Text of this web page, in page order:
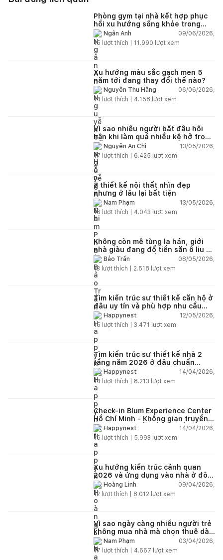
Phòng gym tại nhà kết hợp phục
hồi xu hướng sống khỏe trong
nhà hiện đại
Ngân Anh
09/06/2026,
15 lượt thích | 11.990 lượt xem
Xu hướng màu sắc gạch men 5
năm tới đang thay đổi thế nào?
Nguyễn Thu Hằng
06/06/2026,
14 lượt thích | 4.158 lượt xem
Vì sao nhiều người bắt đầu hối
hận khi làm quá nhiều kệ hở trong
bếp?Nguyễn An Chi
13/05/2026,
17 lượt thích | 6.425 lượt xem
7 thiết kế nội thất nhìn đẹp
nhưng ở lâu lại bất tiện
Nam Phạm
13/05/2026,
16 lượt thích | 4.043 lượt xem
Không còn mê tùng la hán, giới
nhà giàu đang đổ tiền săn ô liu cổ
thụ từ châu Âu về ban công
Bảo Trần
08/05/2026,
13 lượt thích | 2.518 lượt xem
Tìm kiến trúc sư thiết kế căn hộ ở
đâu uy tín và phù hợp nhu cầu
năm 2026?
Happynest
12/05/2026,
15 lượt thích | 3.471 lượt xem
Tìm kiến trúc sư thiết kế nhà 2
tầng năm 2026 ở đâu chuẩn
nhất?Happynest
14/04/2026,
14 lượt thích | 8.213 lượt xem
Check-in Blum Experience Center
Hồ Chí Minh - Không gian truyền
cảm hứng thiết kế nội thất
Happynest
14/04/2026,
16 lượt thích | 5.993 lượt xem
Xu hướng kiến trúc cảnh quan
2026 và ứng dụng vào nhà ở đô
thị hiện đại
Hoàng Linh
09/04/2026,
12 lượt thích | 8.012 lượt xem
Vì sao ngày càng nhiều người trẻ
không mua nhà mà chọn thuê dài
hạn?Nam Phạm
03/04/2026,
17 lượt thích | 4.667 lượt xem